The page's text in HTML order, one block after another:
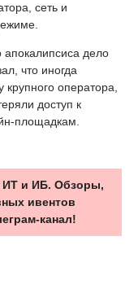
сеть и
дело
что иногда
крупного оператора,
доступ к
площадкам.
ИТ и ИБ. Обзоры,
ивентов
канал!